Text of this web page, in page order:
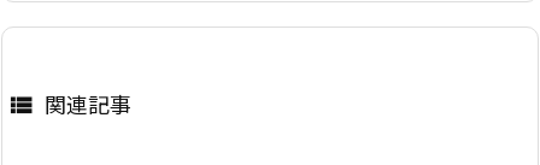
 関連記事